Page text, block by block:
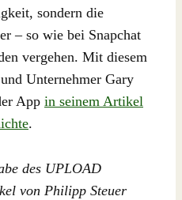
sondern die
– so wie bei Snapchat
vergehen. Mit diesem
Unternehmer Gary
App in seinem Artikel
.
des UPLOAD
von Philipp Steuer